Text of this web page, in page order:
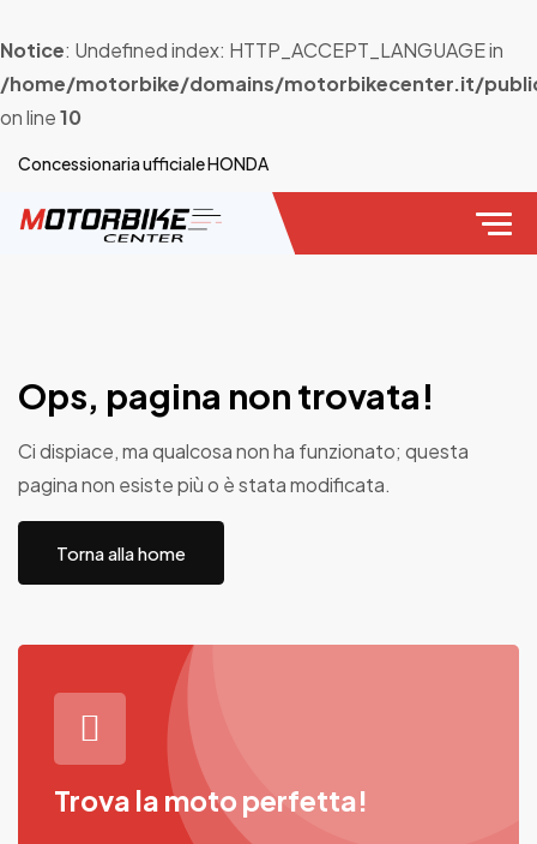
Notice: Undefined index: HTTP_ACCEPT_LANGUAGE in
/home/motorbike/domains/motorbikecenter.it/
on line10
Concessionaria ufficiale HONDA
Ops, pagina non trovata!
Ci dispiace, ma qualcosa non ha funzionato; questa
pagina non esiste più o è stata modificata.
Torna alla home
Trova la moto perfetta!